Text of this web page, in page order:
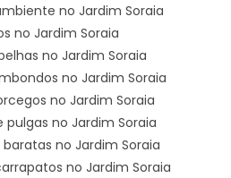
no Jardim Soraia
no Jardim Soraia
no Jardim Soraia
no Jardim Soraia
no Jardim Soraia
no Jardim Soraia
no Jardim Soraia
no Jardim Soraia